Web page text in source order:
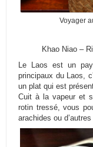
Voyager
Khao Niao –
Le Laos est un
principaux du Laos,
un plat qui est
Cuit à la vapeur et
rotin tressé, vous
arachides ou